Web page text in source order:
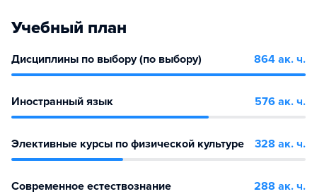
Учебный план
Дисциплины по выбору (по выбору) 864 ак. ч.
Иностранный язык 576 ак. ч.
Элективные курсы по физической культуре 328 ак. ч.
Современное естествознание 288 ак. ч.